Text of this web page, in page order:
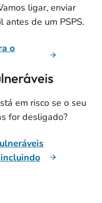
ligar, enviar
de um PSPS.
o
em risco se o seu
for desligado?